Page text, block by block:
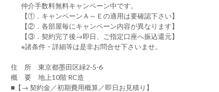
仲介手数料無料キャンペーン中です。
【①．キャンペーンＡ～Ｅの適用は要確認下さい】
【②．各部屋毎にキャンペーン内容が異なります】
【③．契約完了後→即日、ご指定口座へ振込還元】
※諸条件・詳細等は是非お問合せ下さいませ。
住 所 東京都墨田区緑2-5-6
概 要 地上10階 RC造
■【→ 契約金／初期費用概算／即日お見積り】